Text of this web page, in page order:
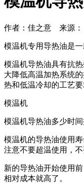
作者：佳之意 来源：
模温机专用导热油是
模温机导热油具有抗
大降低高温加热系统
热和低温冷却的工艺要
模温机
模温机导热油多少时间
模温机的导热油使用
注意不要超温使用，
新的导热油开始使用
相对成本就高了。